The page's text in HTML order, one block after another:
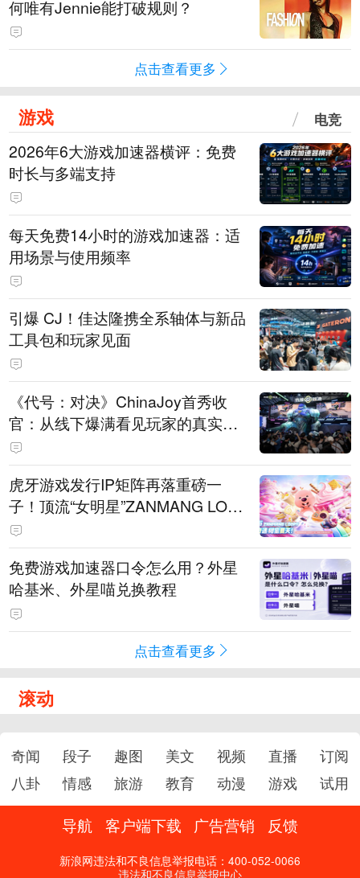
何唯有Jennie能打破规则？
点击查看更多
游戏 电竞
2026年6大游戏加速器横评：免费
时长与多端支持
每天免费14小时的游戏加速器：适
用场景与使用频率
引爆 CJ！佳达隆携全系轴体与新品
工具包和玩家见面
《代号：对决》ChinaJoy首秀收
官：从线下爆满看见玩家的真实期
待
虎牙游戏发行IP矩阵再落重磅一
子！顶流“女明星”ZANMANG LOO
PY 正版3D消除手游《消消奇遇》
惊喜曝光
免费游戏加速器口令怎么用？外星
哈基米、外星喵兑换教程
点击查看更多
滚动
奇闻 段子 趣图 美文 视频 直播
订阅
八卦
情感 旅游 教育 动漫 游戏 试用
导航 客户端下载 广告营销 反馈
新浪网违法和不良信息举报电话：400-052-0066
违法和不良信息举报中心